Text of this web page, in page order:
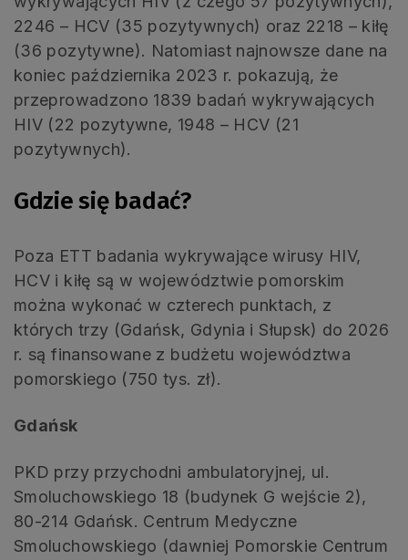
2246 – HCV (35 pozytywnych) oraz 2218 – kiłę
(36 pozytywne). Natomiast najnowsze dane na
koniec października 2023 r. pokazują, że
przeprowadzono 1839 badań wykrywających
HIV (22 pozytywne, 1948 – HCV (21
pozytywnych).
Gdzie się badać?
Poza ETT badania wykrywające wirusy HIV,
HCV i kiłę są w województwie pomorskim
można wykonać w czterech punktach, z
których trzy (Gdańsk, Gdynia i Słupsk) do 2026
r. są finansowane z budżetu województwa
pomorskiego (750 tys. zł).
Gdańsk
PKD przy przychodni ambulatoryjnej, ul.
Smoluchowskiego 18 (budynek G wejście 2),
80-214 Gdańsk. Centrum Medyczne
Smoluchowskiego (dawniej Pomorskie Centrum